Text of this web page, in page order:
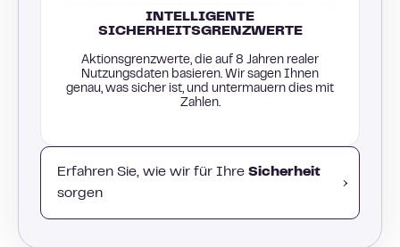
INTELLIGENTE
SICHERHEITSGRENZWERTE
Aktionsgrenzwerte, die auf 8 Jahren realer
Nutzungsdaten basieren. Wir sagen Ihnen
genau, was sicher ist, und untermauern dies mit
Zahlen.
Erfahren Sie, wie wir für Ihre Sicherheit
sorgen